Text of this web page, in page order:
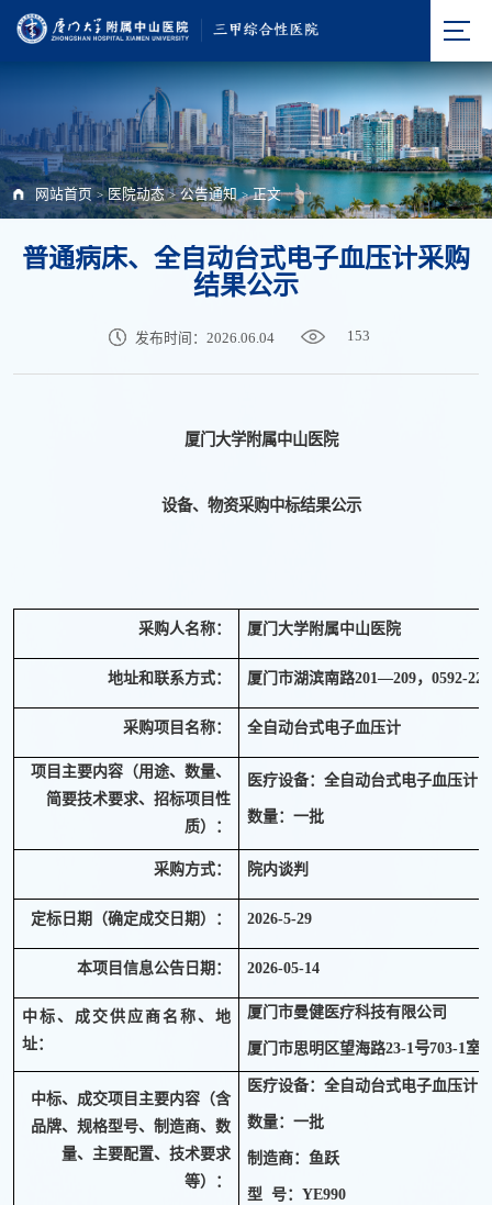
网站首页 > 医院动态 > 公告通知 > 正文
普通病床、全自动台式电子血压计采购
结果公示
发布时间：2026.06.04 153
厦门大学附属中山医院
设备、物资采购中标结果公示
采购人名称： 厦门大学附属中山医院
地址和联系方式： 厦门市湖滨南路201—209，0592-
采购项目名称： 全自动台式电子血压计
项目主要内容（用途、数量、
简要技术要求、招标项目性
质）：
医疗设备：全自动台式电子血压计
数量：一批
采购方式： 院内谈判
定标日期（确定成交日期）： 2026-5-29
本项目信息公告日期： 2026-05-14
中标、成交供应商名称、地
址：
厦门市曼健医疗科技有限公司
厦门市思明区望海路23-1号703-1室
中标、成交项目主要内容（含
品牌、规格型号、制造商、数
量、主要配置、技术要求
等）：
医疗设备：全自动台式电子血压计
数量：一批
制造商：鱼跃
型 号：YE990